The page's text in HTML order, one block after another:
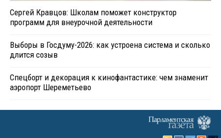
Сергей Кравцов: Школам поможет конструктор
программ для внеурочной деятельности
Выборы в Госдуму-2026: как устроена система и сколько
длится созыв
Спецборт и декорация к кинофантастике: чем знаменит
аэропорт Шереметьево